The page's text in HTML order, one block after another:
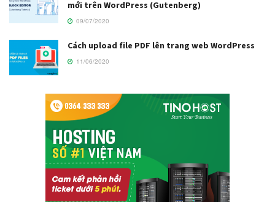
mới trên WordPress (Gutenberg)
09/07/2020
Cách upload file PDF lên trang web WordPress
11/06/2020